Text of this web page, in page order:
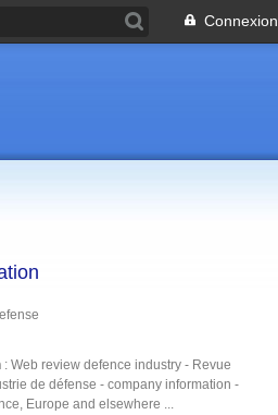
Connexion
: Web review defence industry - Revue
de défense - company information -
Europe and elsewhere ...